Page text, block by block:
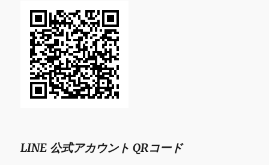
LINE 公式アカウント QRコード